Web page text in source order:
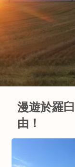
漫遊於羅
由！